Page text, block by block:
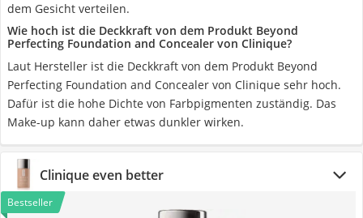
dem Gesicht verteilen.
Wie hoch ist die Deckkraft von dem Produkt Beyond
Perfecting Foundation and Concealer von Clinique?
Laut Hersteller ist die Deckkraft von dem Produkt Beyond
Perfecting Foundation and Concealer von Clinique sehr hoch.
Dafür ist die hohe Dichte von Farbpigmenten zuständig. Das
Make-up kann daher etwas dunkler wirken.
Clinique even better
Bestseller